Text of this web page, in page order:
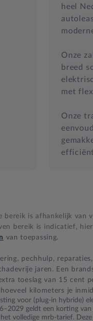
heel
Onze
breed
met
Onze
is afhankelijk van
bereik is indicatief,
van toepassing.
pechhulp,
jaren. Een
toeslag van 15 cent
kilometers je
voor (plug-in hybride)
geldt een korting
volledige mrb-tarief.